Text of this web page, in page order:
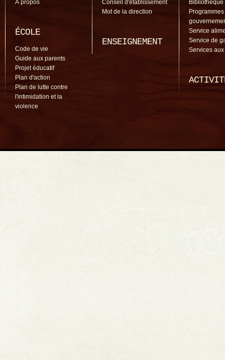
À propos
ÉCOLE
Code de vie
Guide aux parents
Projet éducatif
Plan d'action
Plan de lutte contre
l'intimidation et la
violence
Conseil d'établissement
Mot de la direction
ENSEIGNEMENT
Bibliothèque
Programmes
Service
Service de
Services